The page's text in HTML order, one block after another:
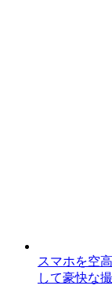
スマホを空
して豪快な